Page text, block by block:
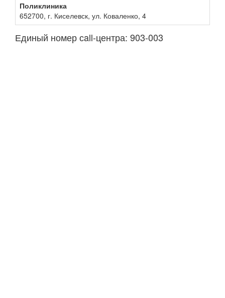
Поликлиника
652700, г. Киселевск, ул. Коваленко, 4
Единый номер сall-центра: 903-003